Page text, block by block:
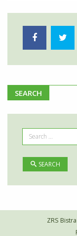
SEARCH
SEARCH
ZRS